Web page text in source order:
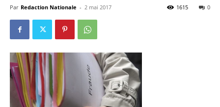
Par Redaction Nationale - 2 mai 2017 0
1615